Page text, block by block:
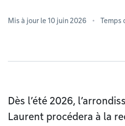
Mis à jour le 10 juin 2026 Temps
Dès l’été 2026,
Laurent procédera à la